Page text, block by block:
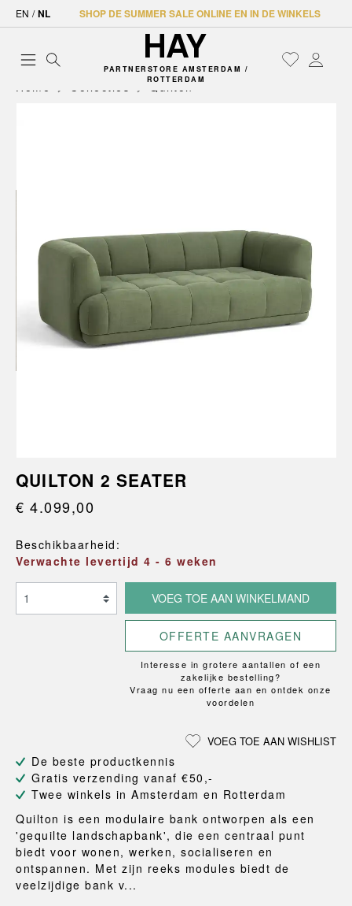
EN / NL SHOP DE SUMMER SALE ONLINE EN IN DE WINKELS
PARTNERSTORE AMSTERDAM /
ROTTERDAM
Home Collecties Quilton
QUILTON 2 SEATER
€ 4.099,00
Beschikbaarheid:
Verwachte levertijd 4 - 6 weken
VOEG TOE AAN WINKELMAND
OFFERTE AANVRAGEN
Interesse in grotere aantallen of een
zakelijke bestelling?
Vraag nu een offerte aan en ontdek onze
voordelen
VOEG TOE AAN WISHLIST
De beste productkennis
Gratis verzending vanaf €50,-
Twee winkels in Amsterdam en Rotterdam
Quilton is een modulaire bank ontworpen als een
'gequilte landschapbank', die een centraal punt
biedt voor wonen, werken, socialiseren en
ontspannen. Met zijn reeks modules biedt de
veelzijdige bank v...